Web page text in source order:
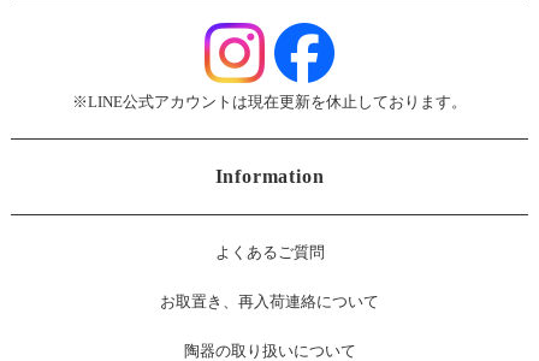
※LINE公式アカウントは現在更新を休止しております。
Information
よくあるご質問
お取置き、再入荷連絡について
陶器の取り扱いについて